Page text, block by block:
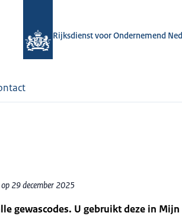
Rijksdienst voor Ondernemend
29 december 2025
gewascodes. U gebruikt deze in Mijn